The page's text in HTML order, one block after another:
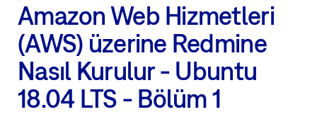
Amazon Web Hizmetleri
(AWS) üzerine Redmine
Nasıl Kurulur - Ubuntu
18.04 LTS - Bölüm 1